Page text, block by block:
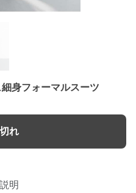
身フォーマルスーツ
れ
明